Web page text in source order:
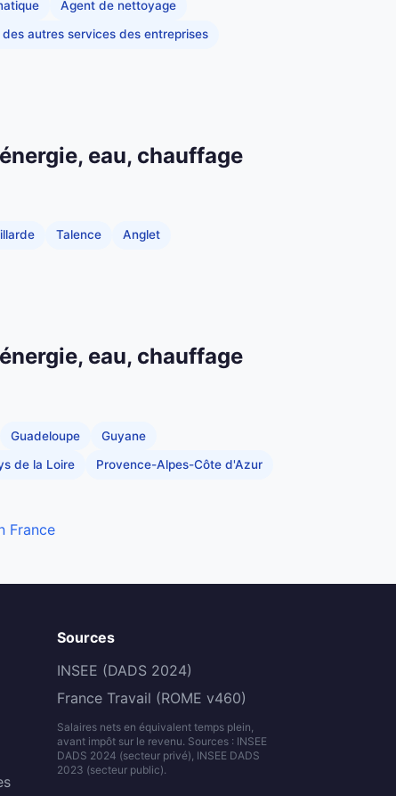
Agent de nettoyage
autres services des entreprises
eau, chauffage
Talence Anglet
eau, chauffage
Guadeloupe Guyane
de la Loire Provence-Alpes-Côte d'Azur
France
Sources
INSEE (DADS 2024)
France Travail (ROME v460)
Salaires nets en équivalent temps plein,
avant impôt sur le revenu. Sources : INSEE
DADS 2024 (secteur privé), INSEE DADS
2023 (secteur public).